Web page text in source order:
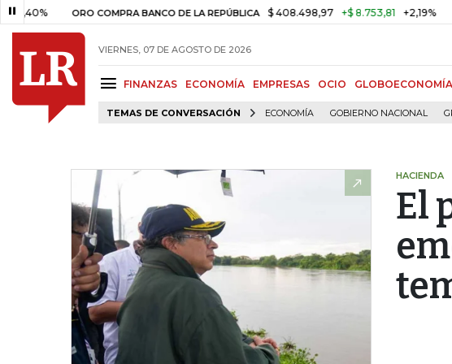
ORO COMPRA BANCO DE LA REPÚBLICA $ 408.498,97 +$ 8.753,81 +2,19% TASA
VIERNES, 07 DE AGOSTO DE 2026
FINANZAS ECONOMÍA EMPRESAS OCIO GLOBOECONOMÍA
TEMAS DE CONVERSACIÓN ECONOMÍA GOBIERNO NACIONAL
HACIENDA
El